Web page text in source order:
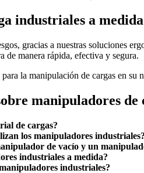
industriales a medida
gracias a nuestras soluciones
de manera rápida, efectiva y segura.
la manipulación de cargas en su
manipuladores
de cargas?
los manipuladores industriales?
de vacío y un
industriales a medida?
industriales?